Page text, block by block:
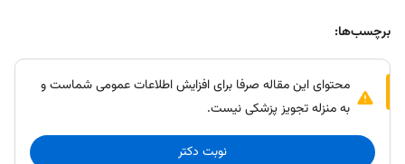
برچسب‌ها:
محتوای این مقاله صرفا برای افزایش اطلاعات عمومی شماست و
به منزله تجویز پزشکی نیست.
نوبت دکتر